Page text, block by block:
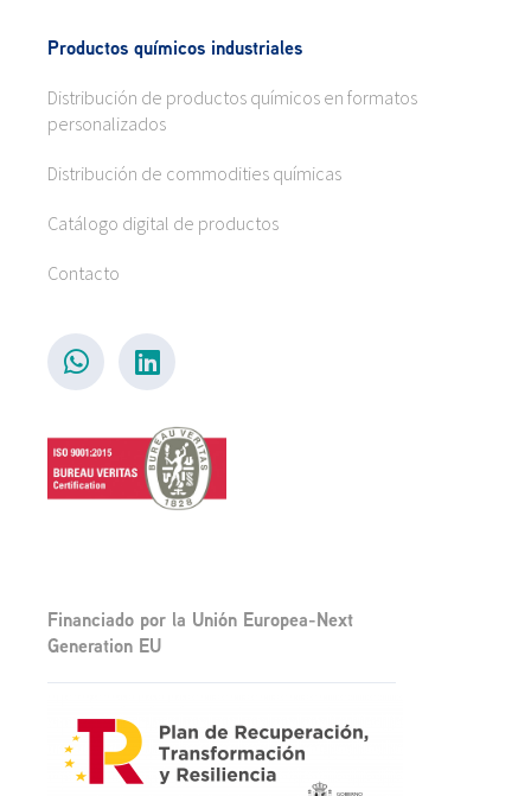
Productos químicos industriales
Distribución de productos químicos en formatos
personalizados
Distribución de commodities químicas
Catálogo digital de productos
Contacto
Financiado por la Unión Europea-Next
Generation EU